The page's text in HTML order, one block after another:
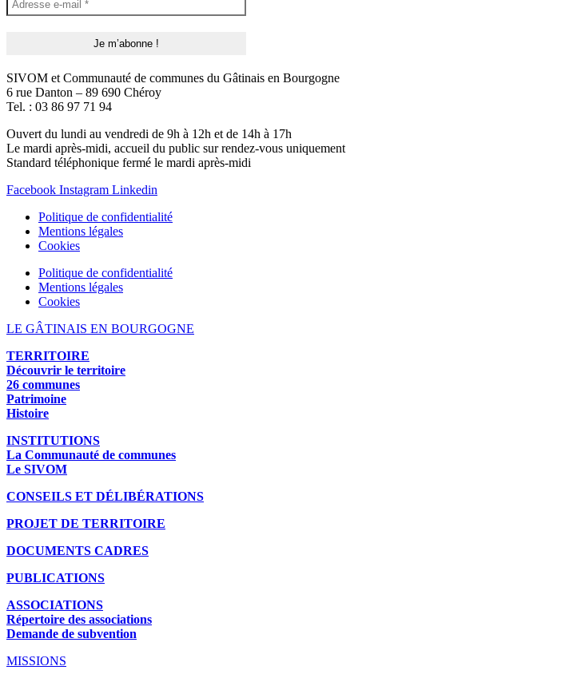
SIVOM et Communauté de communes du Gâtinais en Bourgogne
6 rue Danton – 89 690 Chéroy
Tel. : 03 86 97 71 94
Ouvert du lundi au vendredi de 9h à 12h et de 14h à 17h
Le mardi après-midi, accueil du public sur rendez-vous uniquement
Standard téléphonique fermé le mardi après-midi
Facebook Instagram Linkedin
Politique de confidentialité
Mentions légales
Cookies
Politique de confidentialité
Mentions légales
Cookies
LE GÂTINAIS EN BOURGOGNE
TERRITOIRE
Découvrir le territoire
26 communes
Patrimoine
Histoire
INSTITUTIONS
La Communauté de communes
Le SIVOM
CONSEILS ET DÉLIBÉRATIONS
PROJET DE TERRITOIRE
DOCUMENTS CADRES
PUBLICATIONS
ASSOCIATIONS
Répertoire des associations
Demande de subvention
MISSIONS